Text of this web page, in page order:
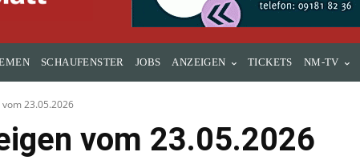
SCHAUFENSTER JOBS ANZEIGEN TICKETS NM-TV
23.05.2026
vom 23.05.2026